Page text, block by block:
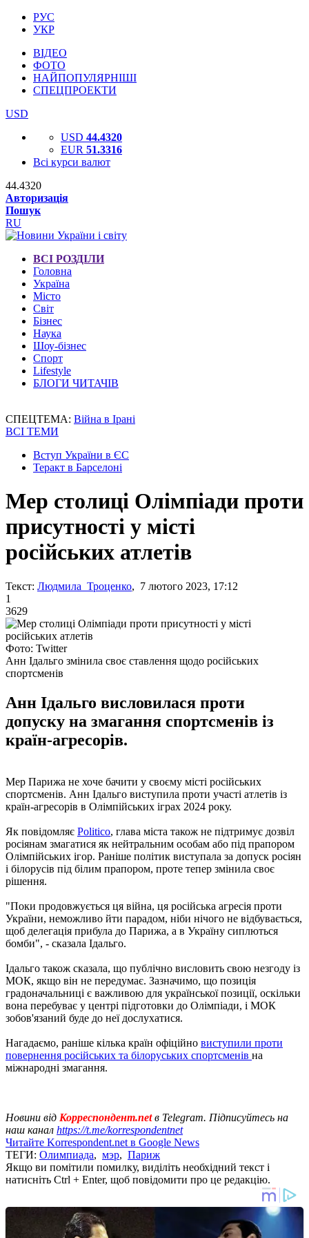
РУС
УКР
ВІДЕО
ФОТО
НАЙПОПУЛЯРНІШІ
СПЕЦПРОЕКТИ
USD
USD 44.4320
EUR 51.3316
Всі курси валют
44.4320
Авторизація
Пошук
RU
ВСІ РОЗДІЛИ
Головна
Україна
Місто
Світ
Бізнес
Наука
Шоу-бізнес
Спорт
Lifestyle
БЛОГИ ЧИТАЧІВ
СПЕЦТЕМА: Війна в Ірані
ВСІ ТЕМИ
Вступ України в ЄС
Теракт в Барселоні
Мер столиці Олімпіади проти
присутності у місті
російських атлетів
Текст: Людмила Троценко, 7 лютого 2023, 17:12
1
3629
Фото: Twitter
Анн Ідальго змінила своє ставлення щодо російських
спортсменів
Анн Ідальго висловилася проти
допуску на змагання спортсменів із
країн-агресорів.
Мер Парижа не хоче бачити у своєму місті російських
спортсменів. Анн Ідальго виступила проти участі атлетів із
країн-агресорів в Олімпійських іграх 2024 року.
Як повідомляє Politico, глава міста також не підтримує дозвіл
росіянам змагатися як нейтральним особам або під прапором
Олімпійських ігор. Раніше політик виступала за допуск росіян
і білорусів під білим прапором, проте тепер змінила своє
рішення.
"Поки продовжується ця війна, ця російська агресія проти
України, неможливо йти парадом, ніби нічого не відбувається,
щоб делегація прибула до Парижа, а в Україну сиплються
бомби", - сказала Ідальго.
Ідальго також сказала, що публічно висловить свою незгоду із
МОК, якщо він не передумає. Зазначимо, що позиція
градоначальниці є важливою для української позиції, оскільки
вона перебуває у центрі підготовки до Олімпіади, і МОК
зобов'язаний буде до неї дослухатися.
Нагадаємо, раніше кілька країн офіційно виступили проти
повернення російських та білоруських спортсменів на
міжнародні змагання.
Новини від Корреспондент.netв Telegram. Підписуйтесь на
наш канал https://t.me/korrespondentnet
Читайте Korrespondent.net в Google News
ТЕГИ: Олимпиада, мэр, Париж
Якщо ви помітили помилку, виділіть необхідний текст і
натисніть Ctrl + Enter, щоб повідомити про це редакцію.